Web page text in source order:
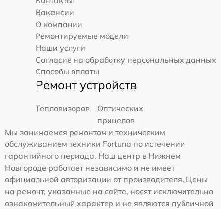
Вакансии
О компании
Ремонтируемые модели
Наши услуги
Согласие на обработку персональных данных
Способы оплаты
Ремонт устройств
Тепловизоров
Оптических
прицелов
Мы занимаемся ремонтом и техническим
обслуживанием техники Fortuna по истечении
гарантийного периода. Наш центр в Нижнем
Новгороде работает независимо и не имеет
официальной авторизации от производителя. Цены
на ремонт, указанные на сайте, носят исключительно
ознакомительный характер и не являются публичной